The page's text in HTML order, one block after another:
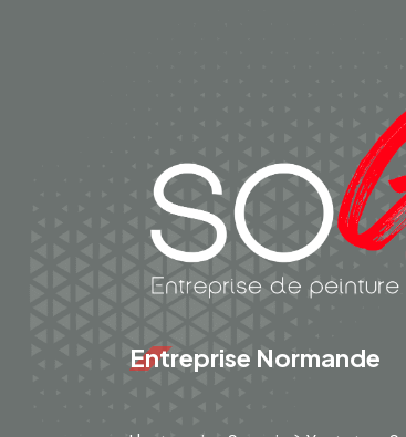
Entreprise Normande